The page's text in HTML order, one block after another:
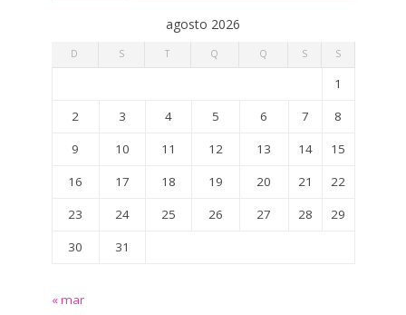
agosto 2026
D S T Q Q S S
1
2
3 4 5 6 7
8
9
10 11 12 13 14
15
16
17 18 19 20 21
22
23
24 25 26 27 28
29
30
31
« mar